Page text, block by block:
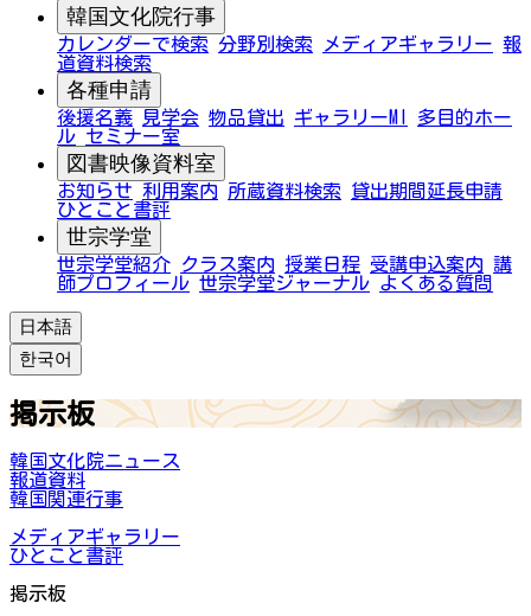
韓国文化院行事
カレンダーで検索 分野別検索 メディアギャラリー 報
道資料検索
各種申請
後援名義 見学会 物品貸出 ギャラリーMI
多目的ホー
ル セミナー室
図書映像資料室
お知らせ 利用案内 所蔵資料検索
貸出期間延長申請
ひとこと書評
世宗学堂
世宗学堂紹介 クラス案内 授業日程 受講申込案内 講
師プロフィール 世宗学堂ジャーナル よくある質問
日本語
한국어
掲示板
韓国文化院ニュース
報道資料
韓国関連行事
メディアギャラリー
ひとこと書評
掲示板